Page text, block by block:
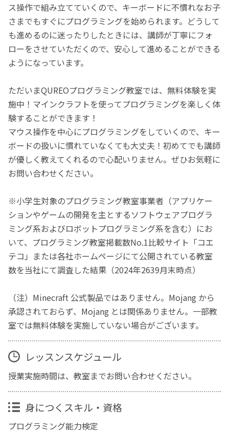
ス操作で組み立てていくので、キーボードに不慣れなお子
さまでもすぐにプログラミングを始められます。どうして
も進めるのに迷ったりしたときには、講師が丁寧にフォ
ローをさせていただくので、安心して進めることができる
ようになっています。
ただいまQUREOプログラミング教室では、無料体験を実
施中！マインクラフトを使ってプログラミングを楽しく体
験することができます！
マウス操作を中心にプログラミングをしていくので、キー
ボードの扱いに慣れていなくても大丈夫！初めてでも講師
が優しく教えてくれるので心配いりません。ぜひお気軽に
お問い合わせください。
※小学生対象のプログラミング教室事業者（アプリケー
ションやゲームの開発を主とするソフトウェアプログラ
ミング系およびロボットプログラミング系を含む）にお
いて、プログラミング教室掲載数No.1比較サイト「コエ
テコ」または各社ホームページにて公開されている教室
数を当社にて調査した結果（2024年2639月末時点）
（注）Minecraft 公式製品ではありません。Mojang から
承認されておらず、Mojang とは関係ありません。一部教
室では無料体験を実施していない場合がございます。
レッスンスケジュール
授業実施時間は、教室までお問い合わせください。
身につくスキル・資格
プログラミング能力検定